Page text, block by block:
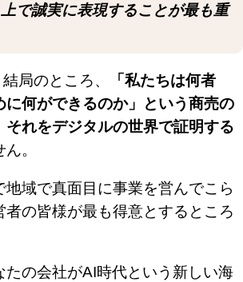
で誠実に表現することが最も重
局のところ、
「私たちは何者
に何ができるのか」という商売の
それをデジタルの世界で証明する
。
地域で真面目に事業を営んでこら
者の皆様が最も得意とするところ
たの会社がAI時代という新しい海